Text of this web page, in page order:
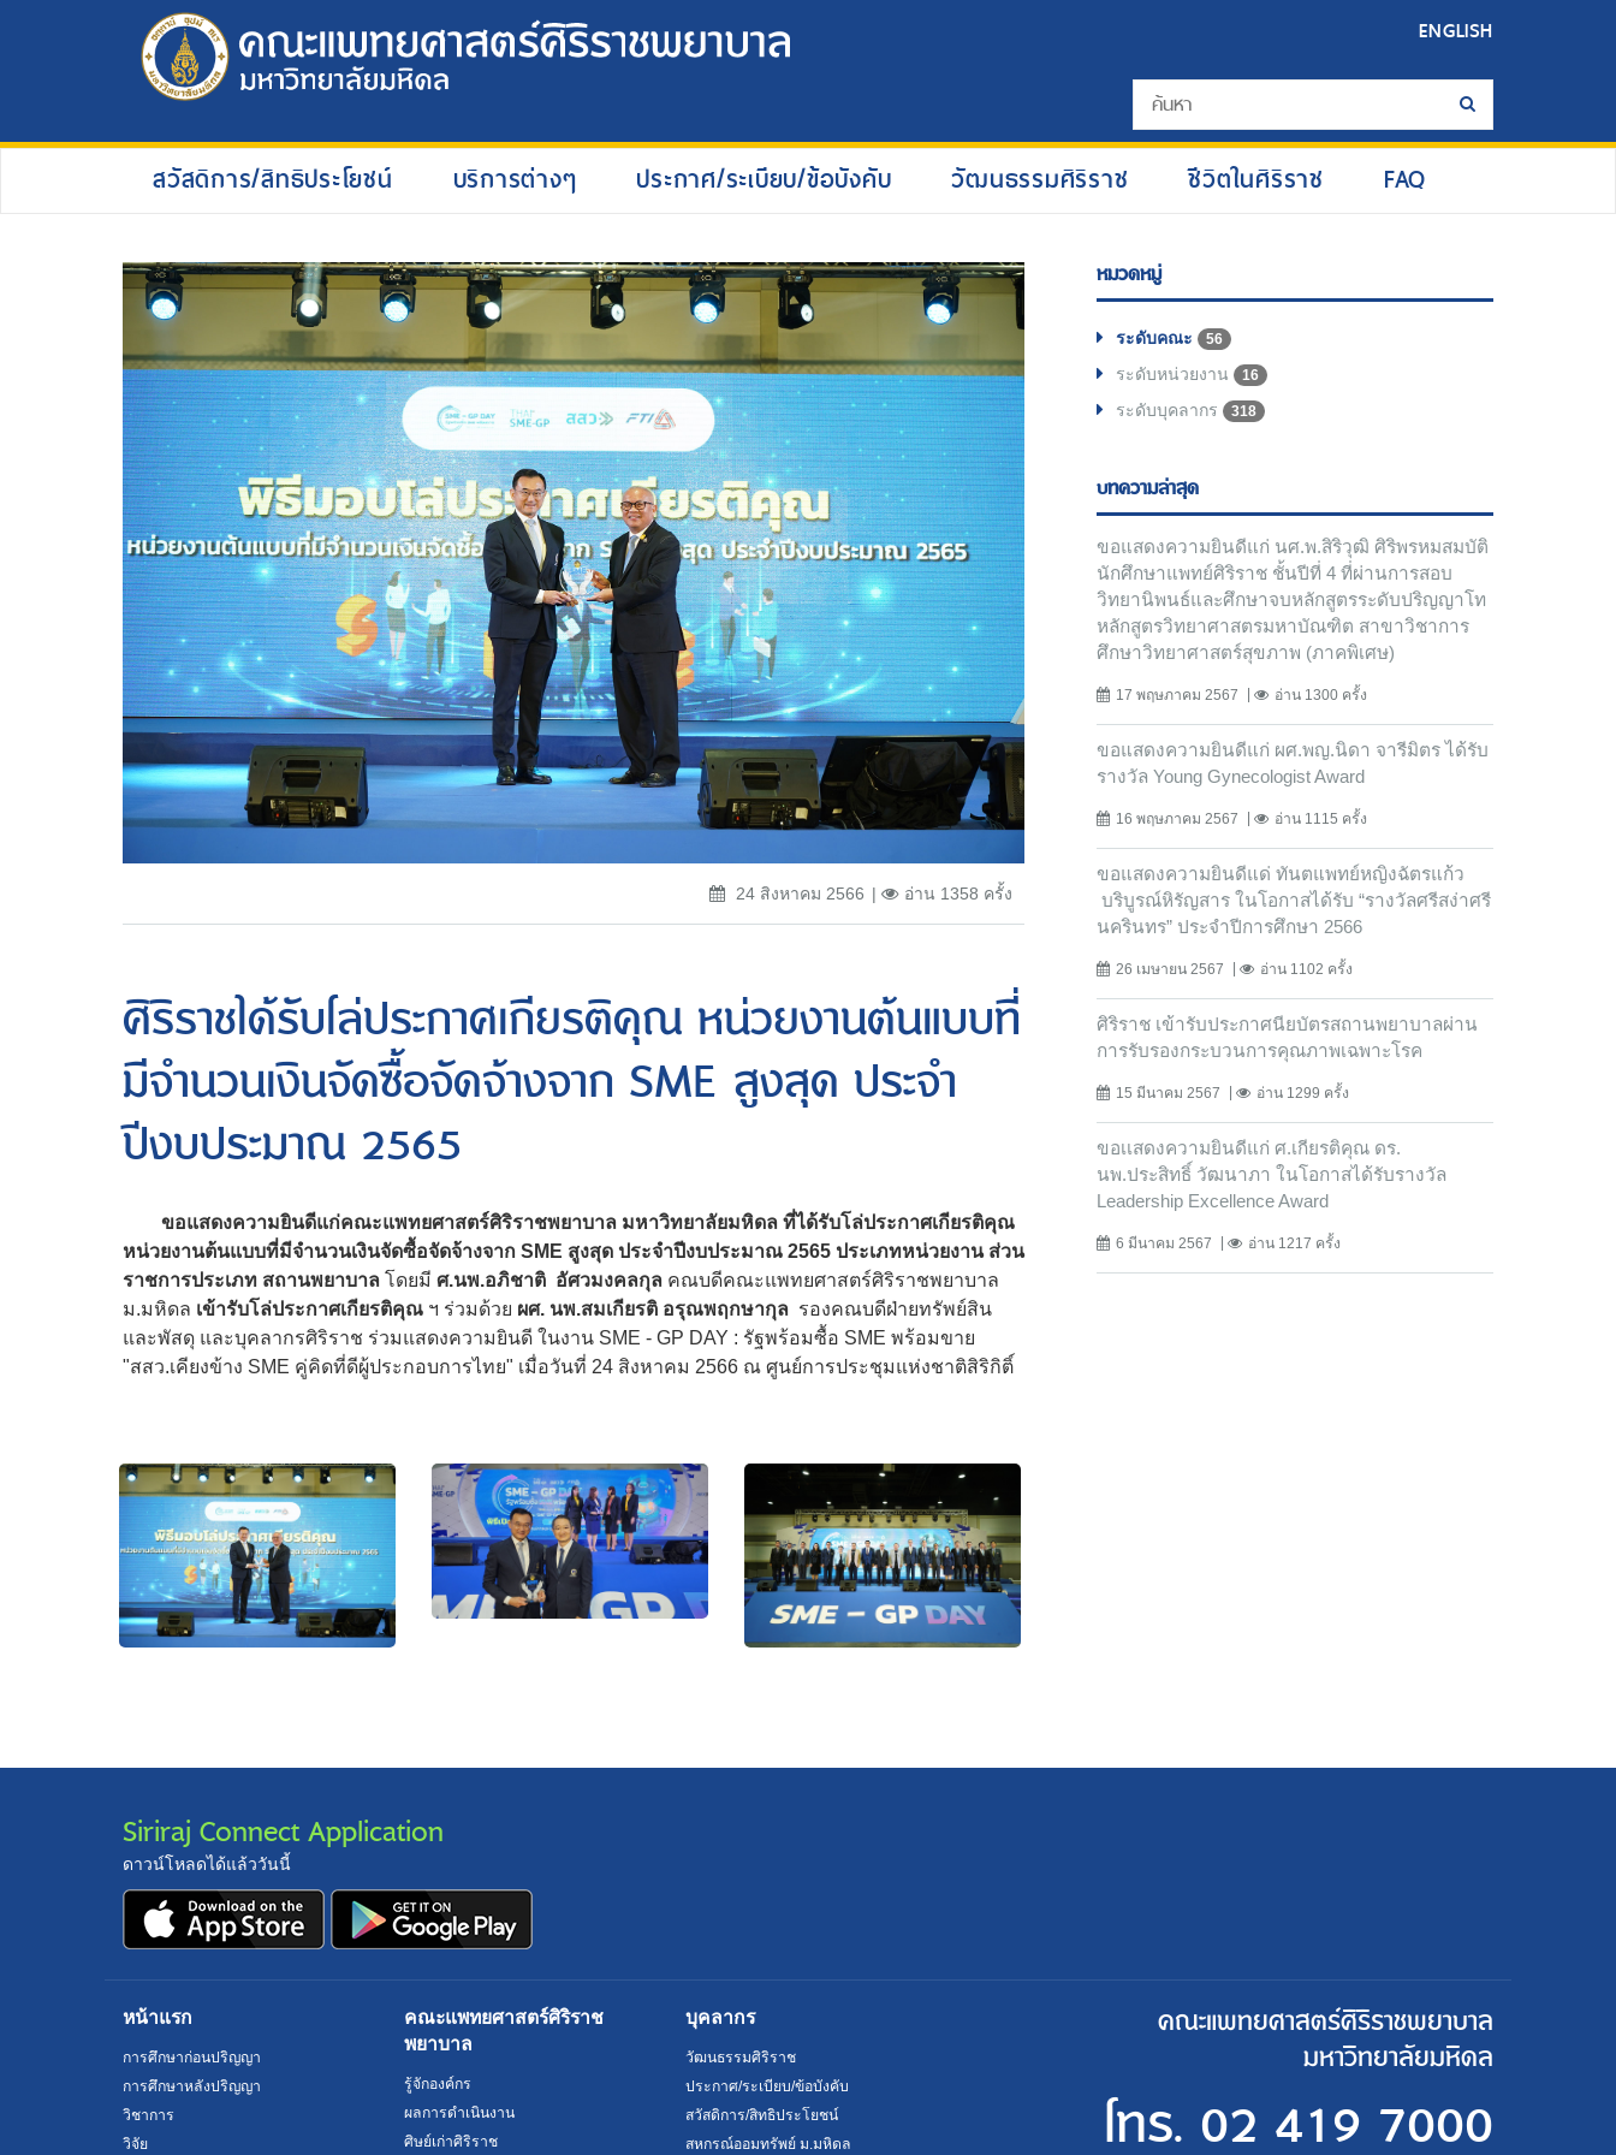
ENGLISH
สวัสดิการ/สิทธิประโยชน์ บริการต่างๆ ประกาศ/ระเบียบ/ข้อบังคับ วัฒนธรรมศิริราช ชีวิตในศิริราช FAQ
24 สิงหาคม 2566 อ่าน 1358 ครั้ง
ศิริราชได้รับโล่ประกาศเกียรติคุณ หน่วยงานต้นแบบที่
มีจำนวนเงินจัดซื้อจัดจ้างจาก SME สูงสุด ประจำ
ปีงบประมาณ 2565
ขอแสดงความยินดีแก่คณะแพทยศาสตร์ศิริราชพยาบาล มหาวิทยาลัยมหิดล ที่ได้รับโล่ประกาศเกียรติคุณ
หน่วยงานต้นแบบที่มีจำนวนเงินจัดซื้อจัดจ้างจาก SME สูงสุด ประจำปีงบประมาณ 2565 ประเภทหน่วยงาน ส่วน
ราชการประเภท สถานพยาบาล โดยมี ศ.นพ.อภิชาติ อัศวมงคลกุล คณบดีคณะแพทยศาสตร์ศิริราชพยาบาล
ม.มหิดล เข้ารับโล่ประกาศเกียรติคุณ ฯ ร่วมด้วย ผศ. นพ.สมเกียรติ อรุณพฤกษากุล รองคณบดีฝ่ายทรัพย์สิน
และพัสดุ และบุคลากรศิริราช ร่วมแสดงความยินดี ในงาน SME - GP DAY : รัฐพร้อมซื้อ SME พร้อมขาย
"สสว.เคียงข้าง SME คู่คิดที่ดีผู้ประกอบการไทย" เมื่อวันที่ 24 สิงหาคม 2566 ณ ศูนย์การประชุมแห่งชาติสิริกิติ์
หมวดหมู่
ระดับคณะ 56
ระดับหน่วยงาน 16
ระดับบุคลากร 318
บทความล่าสุด
ขอแสดงความยินดีแก่ นศ.พ.สิริวุฒิ ศิริพรหมสมบัติ
นักศึกษาแพทย์ศิริราช ชั้นปีที่ 4 ที่ผ่านการสอบ
วิทยานิพนธ์และศึกษาจบหลักสูตรระดับปริญญาโท
หลักสูตรวิทยาศาสตรมหาบัณฑิต สาขาวิชาการ
ศึกษาวิทยาศาสตร์สุขภาพ (ภาคพิเศษ)
17 พฤษภาคม 2567 อ่าน 1300 ครั้ง
ขอแสดงความยินดีแก่ ผศ.พญ.นิดา จารีมิตร ได้รับ
รางวัล Young Gynecologist Award
16 พฤษภาคม 2567 อ่าน 1115 ครั้ง
ขอแสดงความยินดีแด่ ทันตแพทย์หญิงฉัตรแก้ว
บริบูรณ์หิรัญสาร ในโอกาสได้รับ “รางวัลศรีสง่าศรี
นครินทร” ประจำปีการศึกษา 2566
26 เมษายน 2567 อ่าน 1102 ครั้ง
ศิริราช เข้ารับประกาศนียบัตรสถานพยาบาลผ่าน
การรับรองกระบวนการคุณภาพเฉพาะโรค
15 มีนาคม 2567 อ่าน 1299 ครั้ง
ขอเเสดงความยินดีแก่ ศ.เกียรติคุณ ดร.
นพ.ประสิทธิ์ วัฒนาภา ในโอกาสได้รับรางวัล
Leadership Excellence Award
6 มีนาคม 2567 อ่าน 1217 ครั้ง
Siriraj Connect Application
ดาวน์โหลดได้แล้ววันนี้
หน้าแรก
การศึกษาก่อนปริญญา
การศึกษาหลังปริญญา
วิชาการ
วิจัย
คณะแพทยศาสตร์ศิริราช
พยาบาล
รู้จักองค์กร
ผลการดำเนินงาน
ศิษย์เก่าศิริราช
บุคลากร
วัฒนธรรมศิริราช
ประกาศ/ระเบียบ/ข้อบังคับ
สวัสดิการ/สิทธิประโยชน์
สหกรณ์ออมทรัพย์ ม.มหิดล
คณะแพทยศาสตร์ศิริราชพยาบาล
มหาวิทยาลัยมหิดล
โทร. 02 419 7000